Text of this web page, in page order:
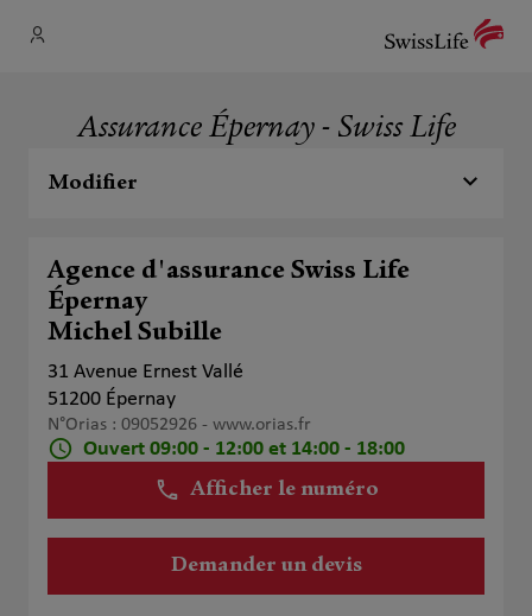
Assurance Épernay - Swiss Life
Modifier
Agence d'assurance Swiss Life
Épernay
Michel Subille
31 Avenue Ernest Vallé
51200 Épernay
N°Orias : 09052926 - www.orias.fr
Ouvert 09:00 - 12:00 et 14:00 - 18:00
Afficher le numéro
Demander un devis